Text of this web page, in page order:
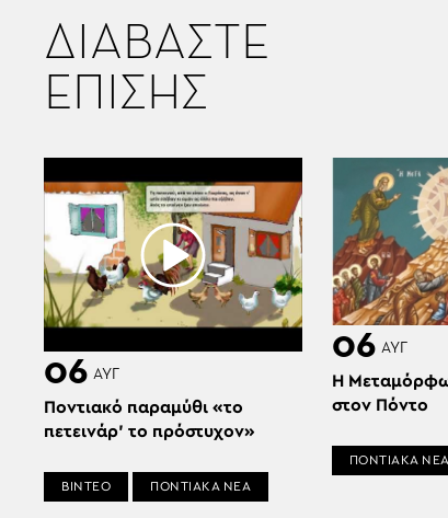
ΔΙΑΒΑΣΤΕ
ΕΠΙΣΗΣ
06 ΑΥΓ
Ποντιακό παραμύθι «το
πετεινάρ’ το πρόστυχον»
ΒΙΝΤΕΟ ΠΟΝΤΙΑΚΑ ΝΕΑ
06 ΑΥΓ
Η
στον Πόντο
ΠΟΝΤΙΑΚΑ ΝΕΑ